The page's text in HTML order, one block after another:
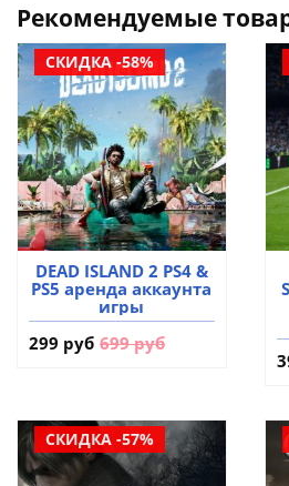
Рекомендуемые
СКИДКА -58%
DEAD ISLAND 2 PS4 &
PS5 аренда аккаунта
игры
299 руб 699 руб
СКИДКА -57%